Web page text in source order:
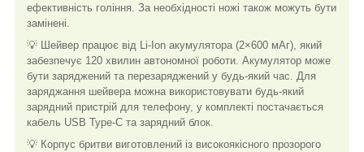
ефективність гоління. За необхідності ножі також можуть бути
замінені.
💡 Шейвер працює від Li-Ion акумулятора (2×600 мАг), який
забезпечує 120 хвилин автономної роботи. Акумулятор може
бути заряджений та перезаряджений у будь-який час. Для
заряджання шейвера можна використовувати будь-який
зарядний пристрій для телефону, у комплекті постачається
кабель USB Type-C та зарядний блок.
💡 Корпус бритви виготовлений із високоякісного прозорого